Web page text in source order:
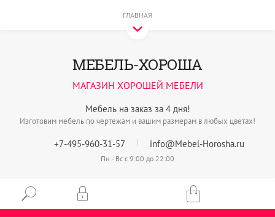
ГЛАВНАЯ
Мебель на заказ за 4 дня!
Изготовим мебель по чертежам и вашим размерам в любых цветах!
МЕБЕЛЬ-ХОРОША
МАГАЗИН ХОРОШЕЙ МЕБЕЛИ
+7-495-960-31-57 info@Mebel-Horosha.ru
Пн - Вс с 9:00 до 22:00